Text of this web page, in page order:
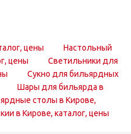
цены
Настольный
цены
Светильники для
Сукно для бильярдных
Шары для бильярда в
столы в Кирове,
в Кирове, каталог, цены